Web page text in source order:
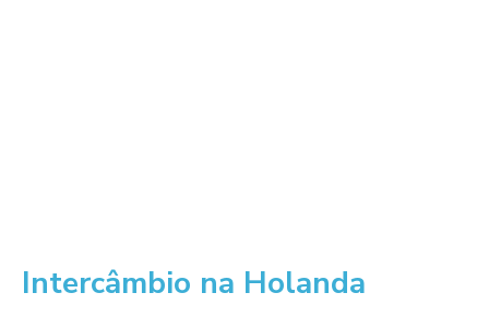
Intercâmbio na Holanda